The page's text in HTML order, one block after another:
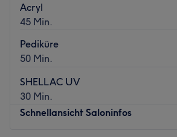
Das Team:
Mit ausführlicher und individueller
erfahrene Team stets für dich bereit.
professionelle und freundliche Haut-
neben Deutsch und Englisch auch
gesprochen.
Was uns an dem Salon gefällt:
Atmosphäre: Modern, hell, freundlich.
Acryl
45 Min.
Pediküre
50 Min.
SHELLAC UV
30 Min.
Schnellansicht Saloninfos